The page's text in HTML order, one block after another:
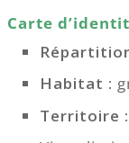
Carte
Habitat :
Territoire :